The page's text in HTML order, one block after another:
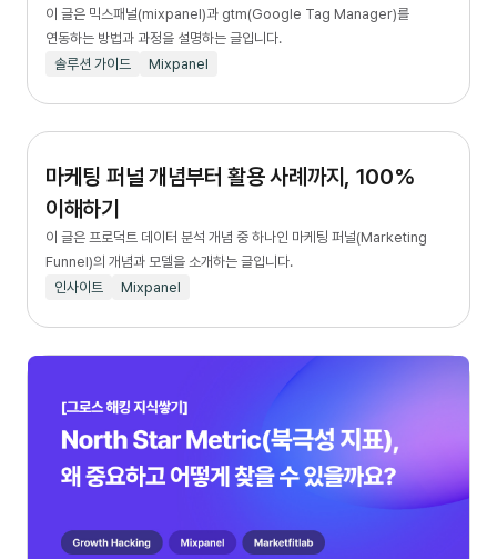
이 글은 믹스패널(mixpanel)과 gtm(Google Tag Manager)를
연동하는 방법과 과정을 설명하는 글입니다.
솔루션 가이드
Mixpanel
마케팅 퍼널 개념부터 활용 사례까지, 100%
이해하기
이 글은 프로덕트 데이터 분석 개념 중 하나인 마케팅 퍼널(Marketing
Funnel)의 개념과 모델을 소개하는 글입니다.‍
인사이트
Mixpanel